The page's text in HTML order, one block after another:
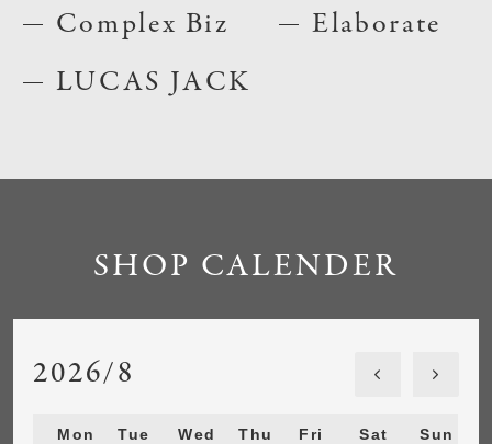
Complex Biz
LUCAS JACK
Elaborate
SHOP CALENDER
2026/8
Mon Tue Wed Thu Fri Sat Sun